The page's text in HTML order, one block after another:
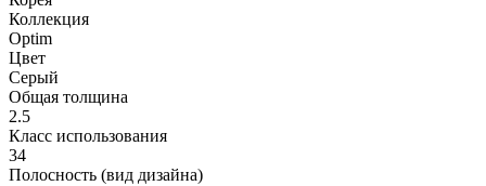
Коллекция
Optim
Цвет
Серый
Общая толщина
2.5
Класс использования
34
Полосность (вид дизайна)